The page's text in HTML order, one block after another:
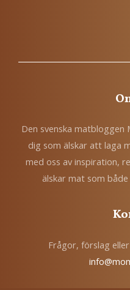
Den svenska matbloggen
dig som älskar att laga
med oss av inspiration,
älskar mat som
Frågor, förslag